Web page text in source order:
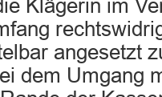
Klägerin im
angesetzt
dem Umgang